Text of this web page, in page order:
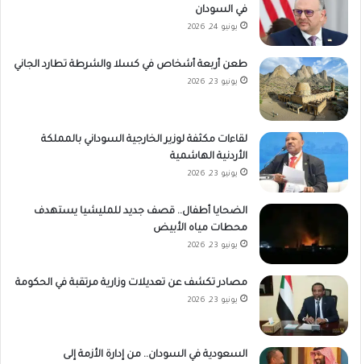
في السودان
يونيو 24, 2026
طعن أربعة أشخاص في كسلا والشرطة تطارد الجاني
يونيو 23, 2026
لقاءات مكثفة لوزير الخارجية السوداني بالمملكة
الأردنية الهاشمية
يونيو 23, 2026
الضحايا أطفال.. قصف جديد للمليشيا يستهدف
محطات مياه الأبيض
يونيو 23, 2026
مصادر تكشف عن تعديلات وزارية مرتقبة في الحكومة
يونيو 23, 2026
السعودية في السودان.. من إدارة الأزمة إلى